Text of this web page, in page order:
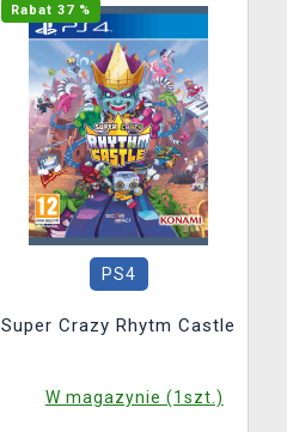
Rabat 37 %
PS4
Super Crazy Rhytm Castle
W magazynie (1szt.)